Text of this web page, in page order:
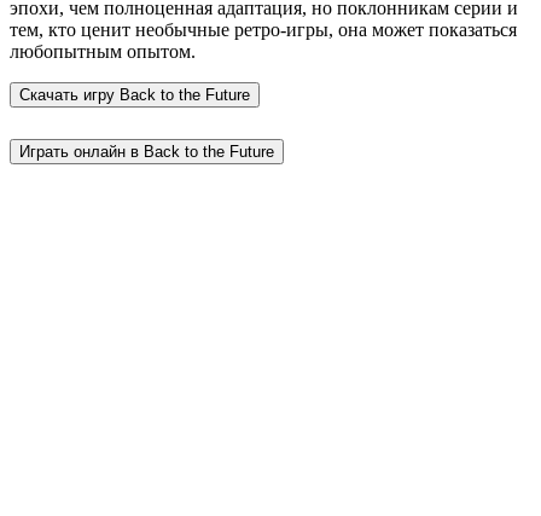
эпохи, чем полноценная адаптация, но поклонникам серии и
тем, кто ценит необычные ретро-игры, она может показаться
любопытным опытом.
Скачать игру Back to the Future
Играть онлайн в Back to the Future